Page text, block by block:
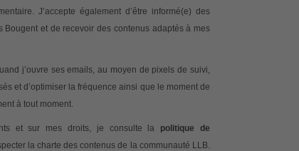
J’accepte également d’être informé(e) des
et de recevoir des contenus adaptés à mes
j’ouvre ses emails, au moyen de pixels de suivi,
et d’optimiser la fréquence ainsi que le moment de
à tout moment.
et sur mes droits, je consulte la politique de
la charte des contenus de la communauté LLB.